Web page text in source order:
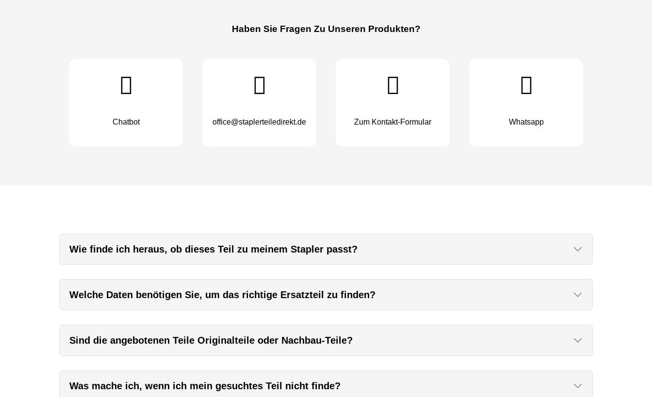
Haben Sie Fragen Zu Unseren Produkten?
Chatbot office@staplerteiledirekt.de Zum Kontakt-Formular Whatsapp
Wie finde ich heraus, ob dieses Teil zu meinem Stapler passt?
Welche Daten benötigen Sie, um das richtige Ersatzteil zu finden?
Sind die angebotenen Teile Originalteile oder Nachbau-Teile?
Was mache ich, wenn ich mein gesuchtes Teil nicht finde?